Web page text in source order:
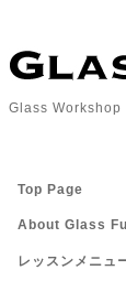
Glass Workshop
Top Page
About Glass
レッスンメニュ